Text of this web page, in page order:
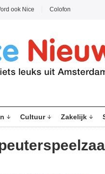
ook Nice Colofon
Cultuur Zakelijk